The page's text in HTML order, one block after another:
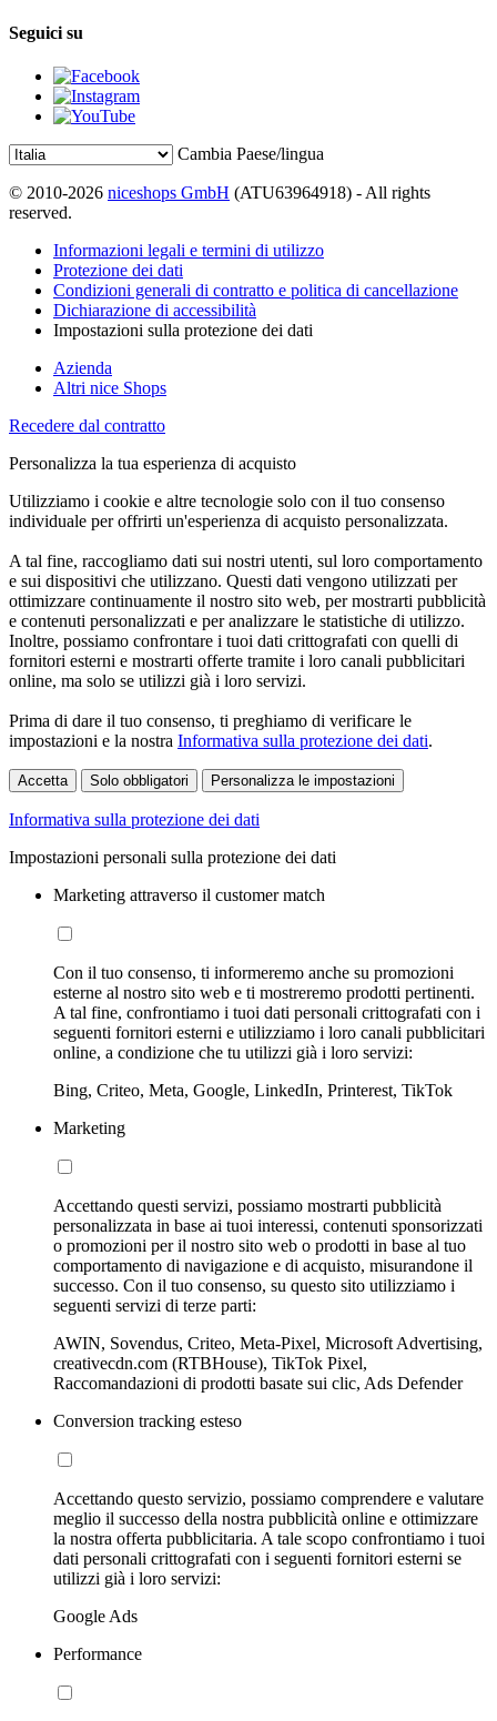
Seguici su
Cambia Paese/lingua
© 2010-2026 niceshops GmbH (ATU63964918) - All rights
reserved.
Informazioni legali e termini di utilizzo
Protezione dei dati
Condizioni generali di contratto e politica di cancellazione
Dichiarazione di accessibilità
Impostazioni sulla protezione dei dati
Azienda
Altri nice Shops
Recedere dal contratto
Personalizza la tua esperienza di acquisto
Utilizziamo i cookie e altre tecnologie solo con il tuo consenso
individuale per offrirti un'esperienza di acquisto personalizzata.
A tal fine, raccogliamo dati sui nostri utenti, sul loro comportamento
e sui dispositivi che utilizzano. Questi dati vengono utilizzati per
ottimizzare continuamente il nostro sito web, per mostrarti pubblicità
e contenuti personalizzati e per analizzare le statistiche di utilizzo.
Inoltre, possiamo confrontare i tuoi dati crittografati con quelli di
fornitori esterni e mostrarti offerte tramite i loro canali pubblicitari
online, ma solo se utilizzi già i loro servizi.
Prima di dare il tuo consenso, ti preghiamo di verificare le
impostazioni e la nostra Informativa sulla protezione dei dati.
Accetta Solo obbligatori Personalizza le impostazioni
Informativa sulla protezione dei dati
Impostazioni personali sulla protezione dei dati
Marketing attraverso il customer match
Con il tuo consenso, ti informeremo anche su promozioni
esterne al nostro sito web e ti mostreremo prodotti pertinenti.
A tal fine, confrontiamo i tuoi dati personali crittografati con i
seguenti fornitori esterni e utilizziamo i loro canali pubblicitari
online, a condizione che tu utilizzi già i loro servizi:
Bing, Criteo, Meta, Google, LinkedIn, Printerest, TikTok
Marketing
Accettando questi servizi, possiamo mostrarti pubblicità
personalizzata in base ai tuoi interessi, contenuti sponsorizzati
o promozioni per il nostro sito web o prodotti in base al tuo
comportamento di navigazione e di acquisto, misurandone il
successo. Con il tuo consenso, su questo sito utilizziamo i
seguenti servizi di terze parti:
AWIN, Sovendus, Criteo, Meta-Pixel, Microsoft Advertising,
creativecdn.com (RTBHouse), TikTok Pixel,
Raccomandazioni di prodotti basate sui clic, Ads Defender
Conversion tracking esteso
Accettando questo servizio, possiamo comprendere e valutare
meglio il successo della nostra pubblicità online e ottimizzare
la nostra offerta pubblicitaria. A tale scopo confrontiamo i tuoi
dati personali crittografati con i seguenti fornitori esterni se
utilizzi già i loro servizi:
Google Ads
Performance